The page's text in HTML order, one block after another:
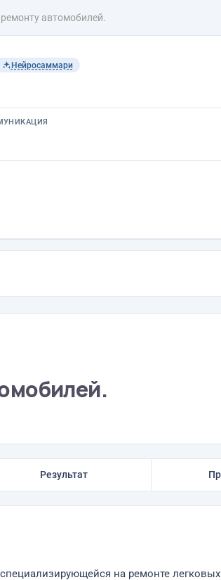
автомобилей.
Нейросаммари
Результат
на ремонте